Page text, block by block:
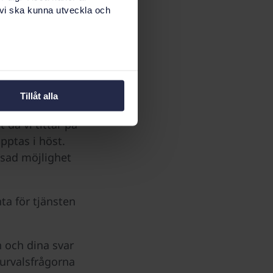
ska kunna utveckla och
Tillåt alla
du ha
Vi
då vi tittar på
i höst.
möjlighet
för tjänsten
dina svar